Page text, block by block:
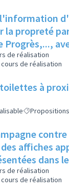
l'information
la propreté
Progrès,...,
de réalisation
de réalisation
à
affiches
dans
de réalisation
de réalisation